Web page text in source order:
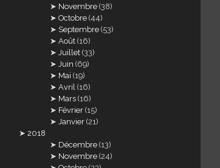
Novembre (38)
Octobre (44)
Septembre (53)
Août (16)
Juillet (33)
Juin (69)
Mai (19)
Avril (16)
Mars (16)
Février (15)
Janvier (21)
2018
Décembre (13)
Novembre (24)